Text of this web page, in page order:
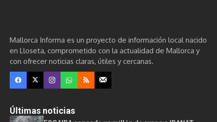
Mallorca Informa es un proyecto de información local nacido
en Lloseta, comprometido con la actualidad de Mallorca y
con ofrecer noticias claras, útiles y cercanas.
Últimas noticias